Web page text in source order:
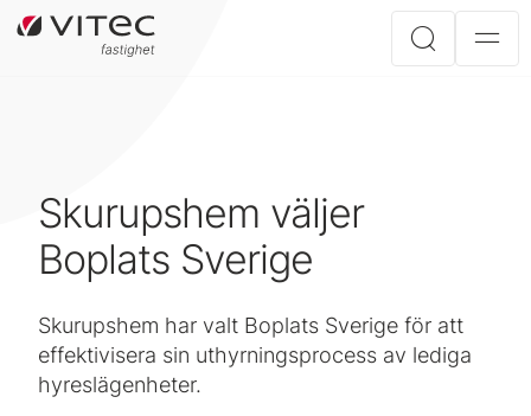
Skurupshem väljer
Boplats Sverige
Skurupshem har valt Boplats Sverige för att
effektivisera sin uthyrningsprocess av lediga
hyreslägenheter.